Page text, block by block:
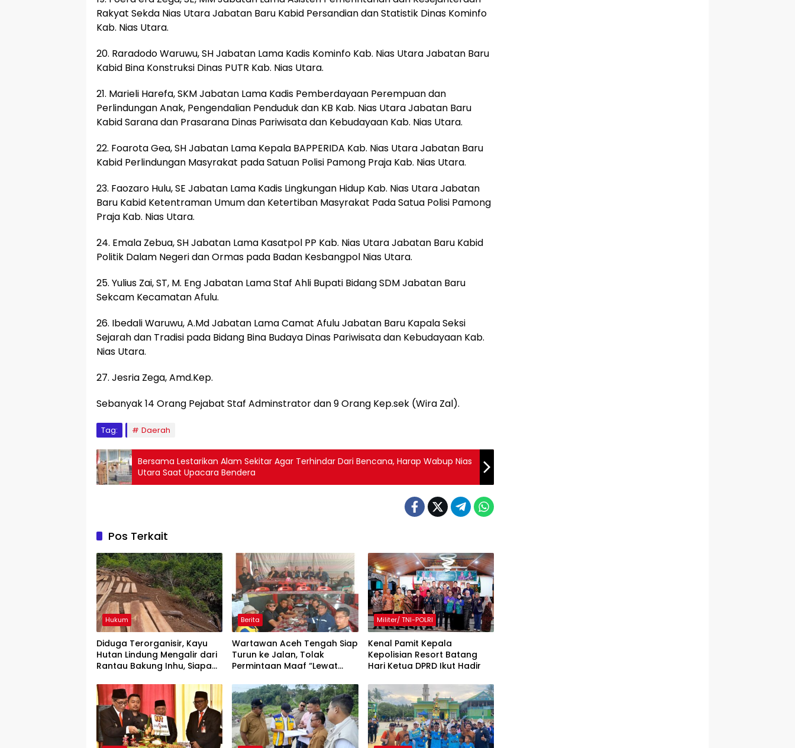
Rakyat Sekda Nias Utara Jabatan Baru Kabid Persandian dan Statistik Dinas Kominfo
Kab. Nias Utara.
20. Raradodo Waruwu, SH Jabatan Lama Kadis Kominfo Kab. Nias Utara Jabatan Baru
Kabid Bina Konstruksi Dinas PUTR Kab. Nias Utara.
21. Marieli Harefa, SKM Jabatan Lama Kadis Pemberdayaan Perempuan dan
Perlindungan Anak, Pengendalian Penduduk dan KB Kab. Nias Utara Jabatan Baru
Kabid Sarana dan Prasarana Dinas Pariwisata dan Kebudayaan Kab. Nias Utara.
22. Foarota Gea, SH Jabatan Lama Kepala BAPPERIDA Kab. Nias Utara Jabatan Baru
Kabid Perlindungan Masyrakat pada Satuan Polisi Pamong Praja Kab. Nias Utara.
23. Faozaro Hulu, SE Jabatan Lama Kadis Lingkungan Hidup Kab. Nias Utara Jabatan
Baru Kabid Ketentraman Umum dan Ketertiban Masyrakat Pada Satua Polisi Pamong
Praja Kab. Nias Utara.
24. Emala Zebua, SH Jabatan Lama Kasatpol PP Kab. Nias Utara Jabatan Baru Kabid
Politik Dalam Negeri dan Ormas pada Badan Kesbangpol Nias Utara.
25. Yulius Zai, ST, M. Eng Jabatan Lama Staf Ahli Bupati Bidang SDM Jabatan Baru
Sekcam Kecamatan Afulu.
26. Ibedali Waruwu, A.Md Jabatan Lama Camat Afulu Jabatan Baru Kapala Seksi
Sejarah dan Tradisi pada Bidang Bina Budaya Dinas Pariwisata dan Kebudayaan Kab.
Nias Utara.
27. Jesria Zega, Amd.Kep.
Sebanyak 14 Orang Pejabat Staf Adminstrator dan 9 Orang Kep.sek (Wira Zal).
Tag: Daerah
Bersama Lestarikan Alam Sekitar Agar Terhindar Dari Bencana, Harap Wabup Nias
Utara Saat Upacara Bendera
Pos Terkait
Hukum
Diduga Terorganisir, Kayu
Hutan Lindung Mengalir dari
Rantau Bakung Inhu, Siapa
Berita
Wartawan Aceh Tengah Siap
Turun ke Jalan, Tolak
Permintaan Maaf “Lewat
Militer/ TNI-POLRI
Kenal Pamit Kepala
Kepolisian Resort Batang
Hari ‎Ketua DPRD Ikut Hadir